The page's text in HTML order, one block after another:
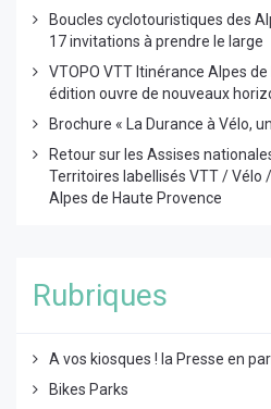
Boucles cyclotouristiques des
17 invitations à prendre le large
VTOPO VTT Itinérance Alpes
édition ouvre de nouveaux
Brochure « La Durance à Vélo,
Retour sur les Assises
Territoires labellisés VTT / Vélo
Alpes de Haute Provence
Rubriques
A vos kiosques ! la Presse en
Bikes Parks